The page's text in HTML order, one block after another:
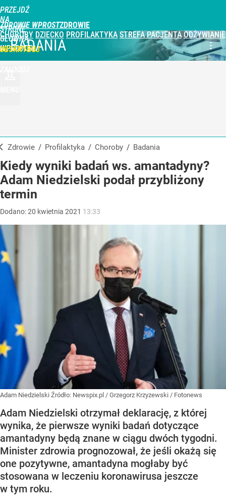
PRZEJDŹ
NA
STRONĘ
GŁÓWNĄ
WPROST.PL
ZDROWIE WPROST
CHOROBY DZIECKO PROFILAKTYKA STREFA PACJENTA ODŻYWIANIE
BADANIA
Zdrowie / Profilaktyka / Choroby / Badania
Kiedy wyniki badań ws. amantadyny?
Adam Niedzielski podał przybliżony
termin
Dodano:20 kwietnia 2021 13:33
Adam Niedzielski Źródło: Newspix.pl / Grzegorz Krzyzewski / Fotonews
Adam Niedzielski otrzymał deklarację, z której
wynika, że pierwsze wyniki badań dotyczące
amantadyny będą znane w ciągu dwóch tygodni.
Minister zdrowia prognozował, że jeśli okażą się
one pozytywne, amantadyna mogłaby być
stosowana w leczeniu koronawirusa jeszcze
w tym roku.